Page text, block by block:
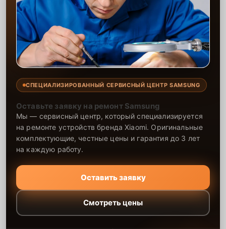
СПЕЦИАЛИЗИРОВАННЫЙ СЕРВИСНЫЙ ЦЕНТР SAMSUNG
Оставьте заявку на ремонт Samsung
Мы — сервисный центр, который специализируется
на ремонте устройств бренда Xiaomi. Оригинальные
комплектующие, честные цены и гарантия до 3 лет
на каждую работу.
Оставить заявку
Смотреть цены